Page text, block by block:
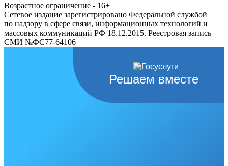
Возрастное ограничение - 16+
Сетевое издание зарегистрировано Федеральной службой
по надзору в сфере связи, информационных технологий и
массовых коммуникаций РФ 18.12.2015. Реестровая запись
СМИ №ФС77-64106
Решаем вместе